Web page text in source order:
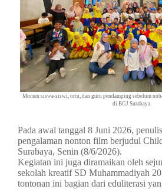
Momen siswa-siswi, ortu, dan guru pendamping sebelum
di BGJ Surabaya.
Pada awal tanggal 8 Juni 2026,
pengalaman nonton film berjudul
Surabaya, Senin (8/6/2026).
Kegiatan ini juga diramaikan oleh
sekolah kreatif SD Muhammadiyah
tontonan ini bagian dari eduliterasi